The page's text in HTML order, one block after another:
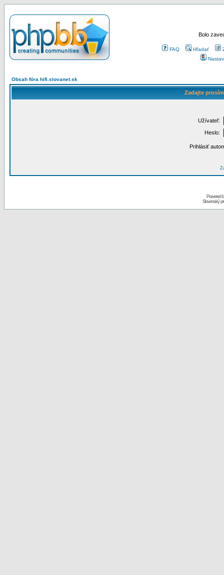
Bolo
FAQ Hľadať
Obsah fóra hifi.slovanet.sk
Zadajte
Užívateľ:
Heslo:
Prihlásiť
Powered
Slovenský